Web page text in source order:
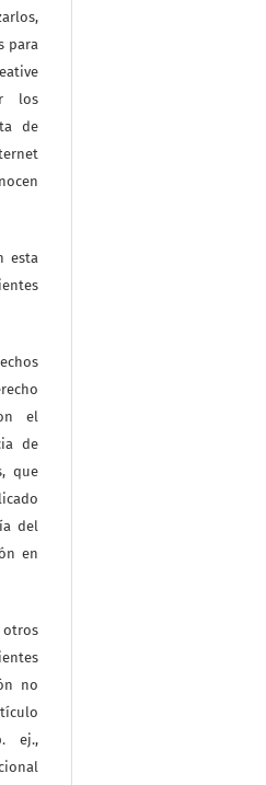
para
los
de
esta
el
de
que
del
en
no
ej.,